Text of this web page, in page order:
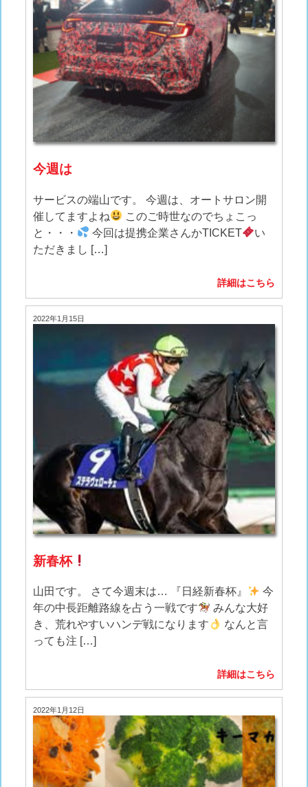
今週は
サービスの端山です。 今週は、オートサロン開
催してますよね
このご時世なのでちょこっ
と・・・
今回は提携企業さんかTICKET
い
ただきまし […]
詳細はこちら
2022年1月15日
新春杯
山田です。 さて今週末は… 『日経新春杯』
今
年の中長距離路線を占う一戦です
みんな大好
き、荒れやすいハンデ戦になります
なんと言
っても注 […]
詳細はこちら
2022年1月12日